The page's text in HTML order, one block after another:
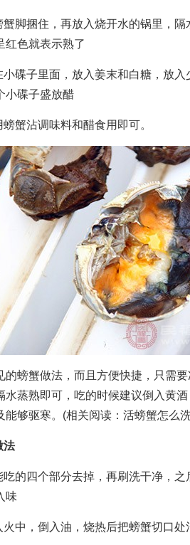
捆住，再放入烧开水的锅里，隔
红色就表示熟了
子里面，放入姜末和白糖，放入
小碟子盛放醋
沾调味料和醋食用即可。
蟹做法，而且方便快捷，只需要
水蒸熟即可，吃的时候建议倒入黄
能够驱寒。(相关阅读：活螃蟹怎么
法
四个部分去掉，再刷洗干净，之
味
，倒入油，烧热后把螃蟹切口处